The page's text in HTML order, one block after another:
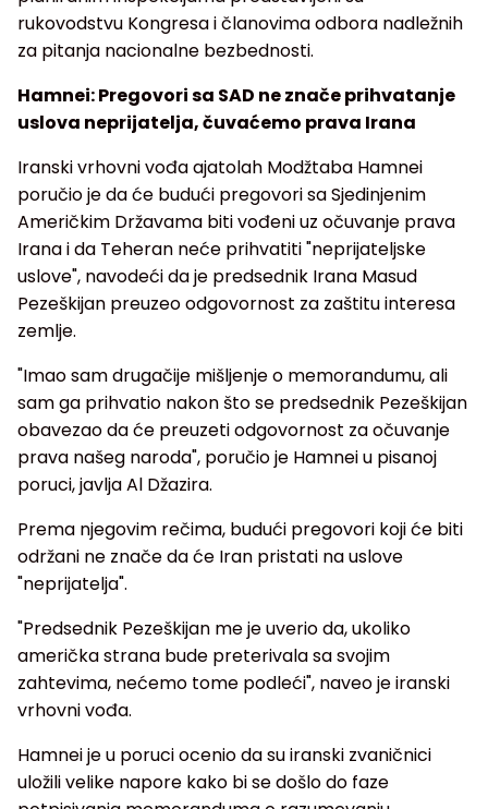
rukovodstvu Kongresa i članovima odbora nadležnih
za pitanja nacionalne bezbednosti.
Hamnei: Pregovori sa SAD ne znače prihvatanje
uslova neprijatelja, čuvaćemo prava Irana
Iranski vrhovni vođa ajatolah Modžtaba Hamnei
poručio je da će budući pregovori sa Sjedinjenim
Američkim Državama biti vođeni uz očuvanje prava
Irana i da Teheran neće prihvatiti "neprijateljske
uslove", navodeći da je predsednik Irana Masud
Pezeškijan preuzeo odgovornost za zaštitu interesa
zemlje.
"Imao sam drugačije mišljenje o memorandumu, ali
sam ga prihvatio nakon što se predsednik Pezeškijan
obavezao da će preuzeti odgovornost za očuvanje
prava našeg naroda", poručio je Hamnei u pisanoj
poruci, javlja Al Džazira.
Prema njegovim rečima, budući pregovori koji će biti
održani ne znače da će Iran pristati na uslove
"neprijatelja".
"Predsednik Pezeškijan me je uverio da, ukoliko
američka strana bude preterivala sa svojim
zahtevima, nećemo tome podleći", naveo je iranski
vrhovni vođa.
Hamnei je u poruci ocenio da su iranski zvaničnici
uložili velike napore kako bi se došlo do faze